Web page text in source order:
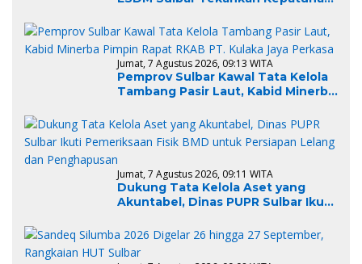
Lingkungan
Jumat, 7 Agustus 2026, 09:13 WITA
Pemprov Sulbar Kawal Tata Kelola
Tambang Pasir Laut, Kabid Minerba
Perkasa
Jumat, 7 Agustus 2026, 09:11 WITA
Dukung Tata Kelola Aset yang
Akuntabel, Dinas PUPR Sulbar Ikuti
Persiapan Lelang dan
Penghapusan